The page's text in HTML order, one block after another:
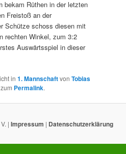
bekam Rüthen in der letzten
Freistoß an der
Schütze schoss diesen mit
rechten Winkel, zum 3:2
Auswärtsspiel in dieser
in1. MannschaftvonTobias
Permalink.
| Impressum | Datenschutzerklärung